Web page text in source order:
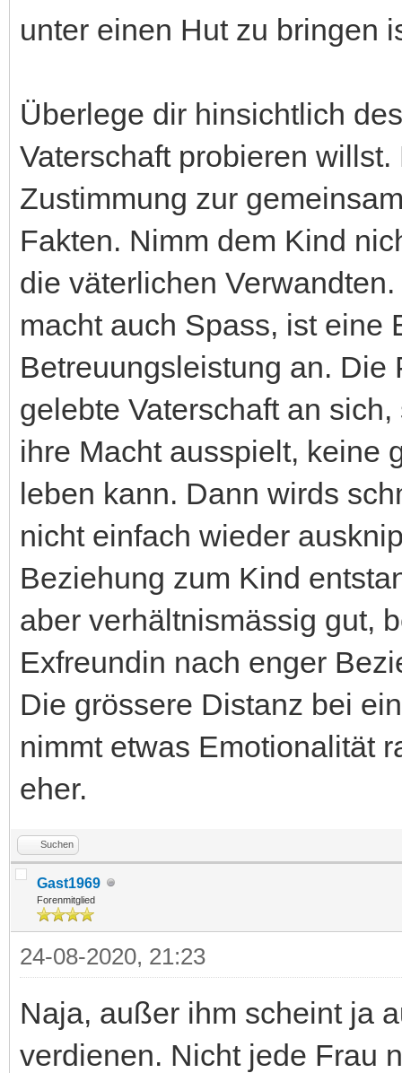
unter einen Hut zu bringen
Überlege dir hinsichtlich
Vaterschaft probieren
Zustimmung zur
Fakten. Nimm dem Kind
die väterlichen
macht auch Spass, ist eine
Betreuungsleistung an.
gelebte Vaterschaft an
ihre Macht ausspielt, keine
leben kann. Dann wirds
nicht einfach wieder
Beziehung zum Kind
aber verhältnismässig gut,
Exfreundin nach enger
Die grössere Distanz bei
nimmt etwas Emotionalität
eher.
Suchen
Gast1969
Forenmitglied
24-08-2020, 21:23
Naja, außer ihm scheint ja
verdienen. Nicht jede Frau